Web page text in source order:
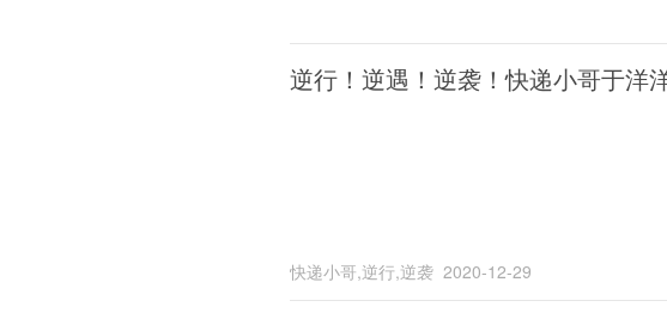
逆行！逆遇！逆袭！快递小哥于洋
快递小哥,逆行,逆袭 2020-12-29